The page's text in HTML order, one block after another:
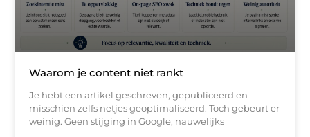
Waarom je content niet rankt
Je hebt een artikel geschreven, gepubliceerd en
misschien zelfs netjes geoptimaliseerd. Toch gebeurt er
weinig. Geen stijging in Google, nauwelijks